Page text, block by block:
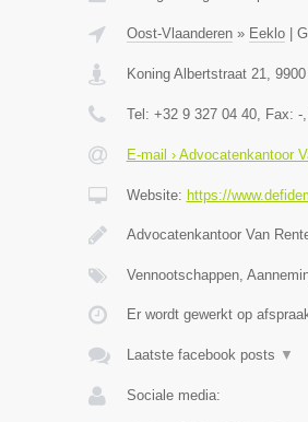
Oost-Vlaanderen» Eeklo|
Koning Albertstraat 21, 9900
Tel: +32 9 327 04 40, Fax: -
E-mail › Advocatenkantoor
Website: https://
Advocatenkantoor Van
Vennootschappen,
Er wordt gewerkt op
Laatste facebook posts ▼
Sociale media: